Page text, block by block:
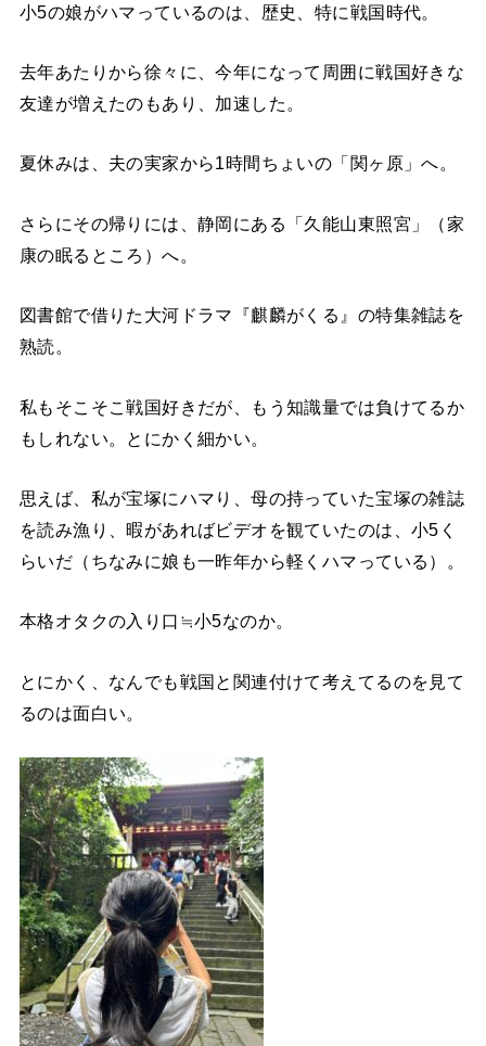
小5の娘がハマっているのは、歴史、特に戦国時代。
去年あたりから徐々に、今年になって周囲に戦国好きな
友達が増えたのもあり、加速した。
夏休みは、夫の実家から1時間ちょいの「関ヶ原」へ。
さらにその帰りには、静岡にある「久能山東照宮」（家
康の眠るところ）へ。
図書館で借りた大河ドラマ『麒麟がくる』の特集雑誌を
熟読。
私もそこそこ戦国好きだが、もう知識量では負けてるか
もしれない。とにかく細かい。
思えば、私が宝塚にハマり、母の持っていた宝塚の雑誌
を読み漁り、暇があればビデオを観ていたのは、小5く
らいだ（ちなみに娘も一昨年から軽くハマっている）。
本格オタクの入り口≒小5なのか。
とにかく、なんでも戦国と関連付けて考えてるのを見て
るのは面白い。